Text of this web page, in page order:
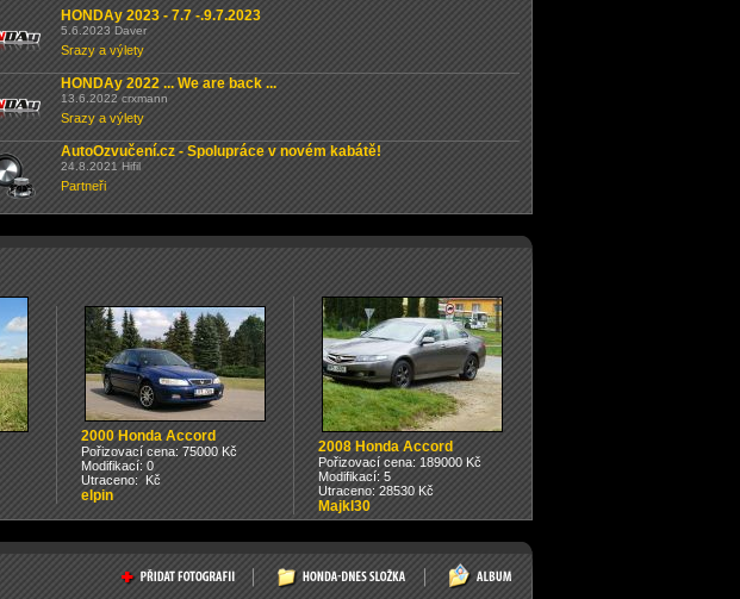
HONDAy 2023 - 7.7 -.9.7.2023
5.6.2023 Daver
Srazy a výlety
HONDAy 2022 ... We are back ...
13.6.2022 crxmann
Srazy a výlety
AutoOzvučení.cz - Spolupráce v novém kabátě!
24.8.2021 Hifil
Partneři
2000 Honda Accord
Pořizovací cena: 75000 Kč
Modifikací: 0
Utraceno: Kč
elpin
2008 Honda Accord
Pořizovací cena: 189000 Kč
Modifikací: 5
Utraceno: 28530 Kč
Majkl30